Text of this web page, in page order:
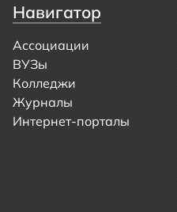
Навигатор
Ассоциации
ВУЗы
Колледжи
Журналы
Интернет-порталы